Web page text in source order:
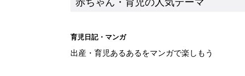
育児日記・マンガ
出産・育児あるあるをマンガで楽しもう